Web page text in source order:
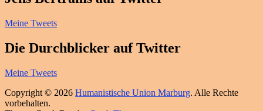
Meine Tweets
Die Durchblicker auf Twitter
Meine Tweets
Copyright © 2026 Humanistische Union Marburg. Alle Rechte
vorbehalten.